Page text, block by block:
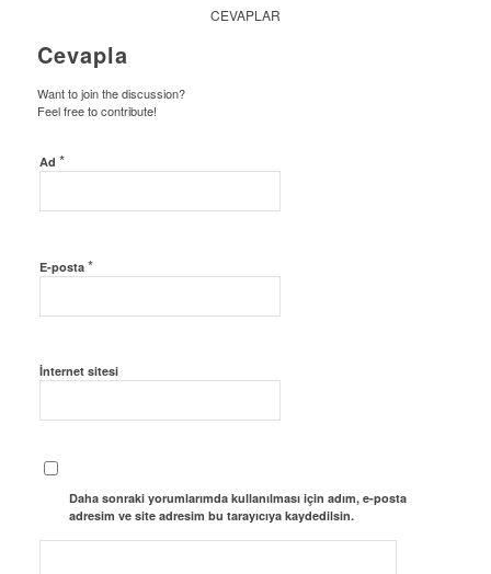
CEVAPLAR
Cevapla
Want to join the discussion?
Feel free to contribute!
Ad *
E-posta *
İnternet sitesi
Daha sonraki yorumlarımda kullanılması için adım, e-posta
adresim ve site adresim bu tarayıcıya kaydedilsin.